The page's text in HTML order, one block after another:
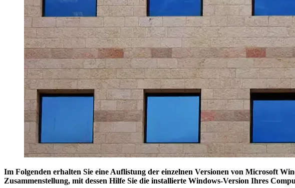
Im Folgenden erhalten Sie eine Auflistung der einzelnen Versionen von Microsoft
Zusammenstellung, mit dessen Hilfe Sie die installierte Windows-Version Ihres